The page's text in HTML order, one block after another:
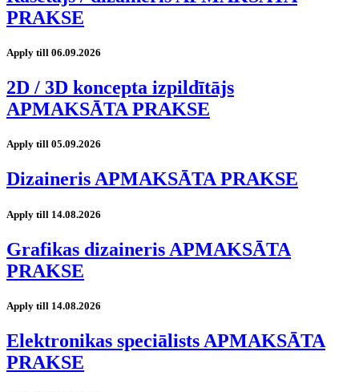
PRAKSE
Apply till 06.09.2026
2D / 3D koncepta izpildītājs
APMAKSĀTA PRAKSE
Apply till 05.09.2026
Dizaineris APMAKSĀTA PRAKSE
Apply till 14.08.2026
Grafikas dizaineris APMAKSĀTA
PRAKSE
Apply till 14.08.2026
Elektronikas speciālists APMAKSĀTA
PRAKSE